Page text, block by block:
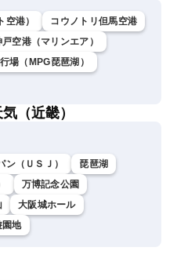
港）
コウノトリ但馬空港
戸空港（マリンエア）
場（MPG琵琶湖）
（近畿）
（ＵＳＪ）
琵琶湖
万博記念公園
大阪城ホール
園地